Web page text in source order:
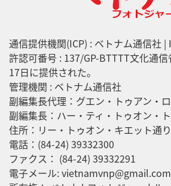
通信提供機関(ICP) : ベトナム通信社 |
許認可番号 : 137/GP-BTTTT文化通
17日に提供された。
管理機関 : ベトナム通信社
副編集長代理：グエン・トゥアン・
副編集長：ハー・ティ・トゥオン・
住所：リー・トゥオン・キエット通
電話：(84-24) 39332300
ファクス： (84-24) 39332291
電子メール: vietnamvnp@gmail.com